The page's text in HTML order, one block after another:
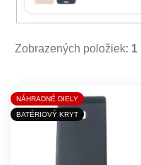
Zobrazených položiek: 1
Výpis produktov
NÁHRADNÉ DIELY
BATÉRIOVÝ KRYT